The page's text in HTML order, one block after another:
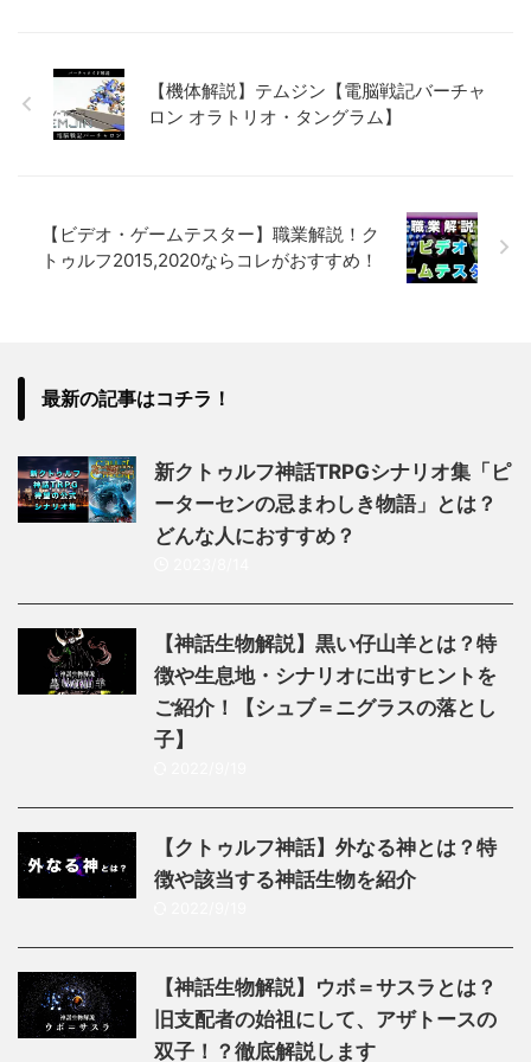
【機体解説】テムジン【電脳戦記バーチャ
ロン オラトリオ・タングラム】
【ビデオ・ゲームテスター】職業解説！ク
トゥルフ2015,2020ならコレがおすすめ！
最新の記事はコチラ！
新クトゥルフ神話TRPGシナリオ集「ピ
ーターセンの忌まわしき物語」とは？
どんな人におすすめ？
【神話生物解説】黒い仔山羊とは？特
徴や生息地・シナリオに出すヒントを
ご紹介！【シュブ＝ニグラスの落とし
子】
【クトゥルフ神話】外なる神とは？特
徴や該当する神話生物を紹介
【神話生物解説】ウボ＝サスラとは？
旧支配者の始祖にして、アザトースの
双子！？徹底解説します